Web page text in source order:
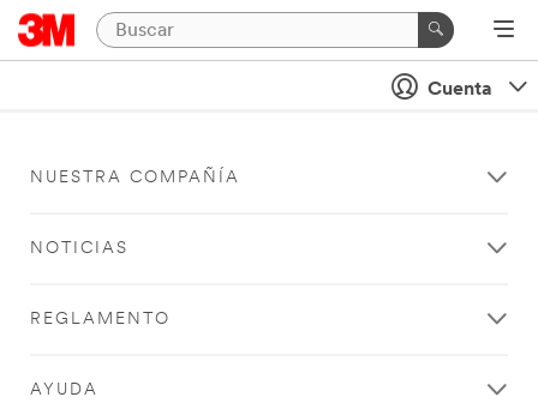
Cuenta
NUESTRA COMPAÑÍA
NOTICIAS
REGLAMENTO
AYUDA